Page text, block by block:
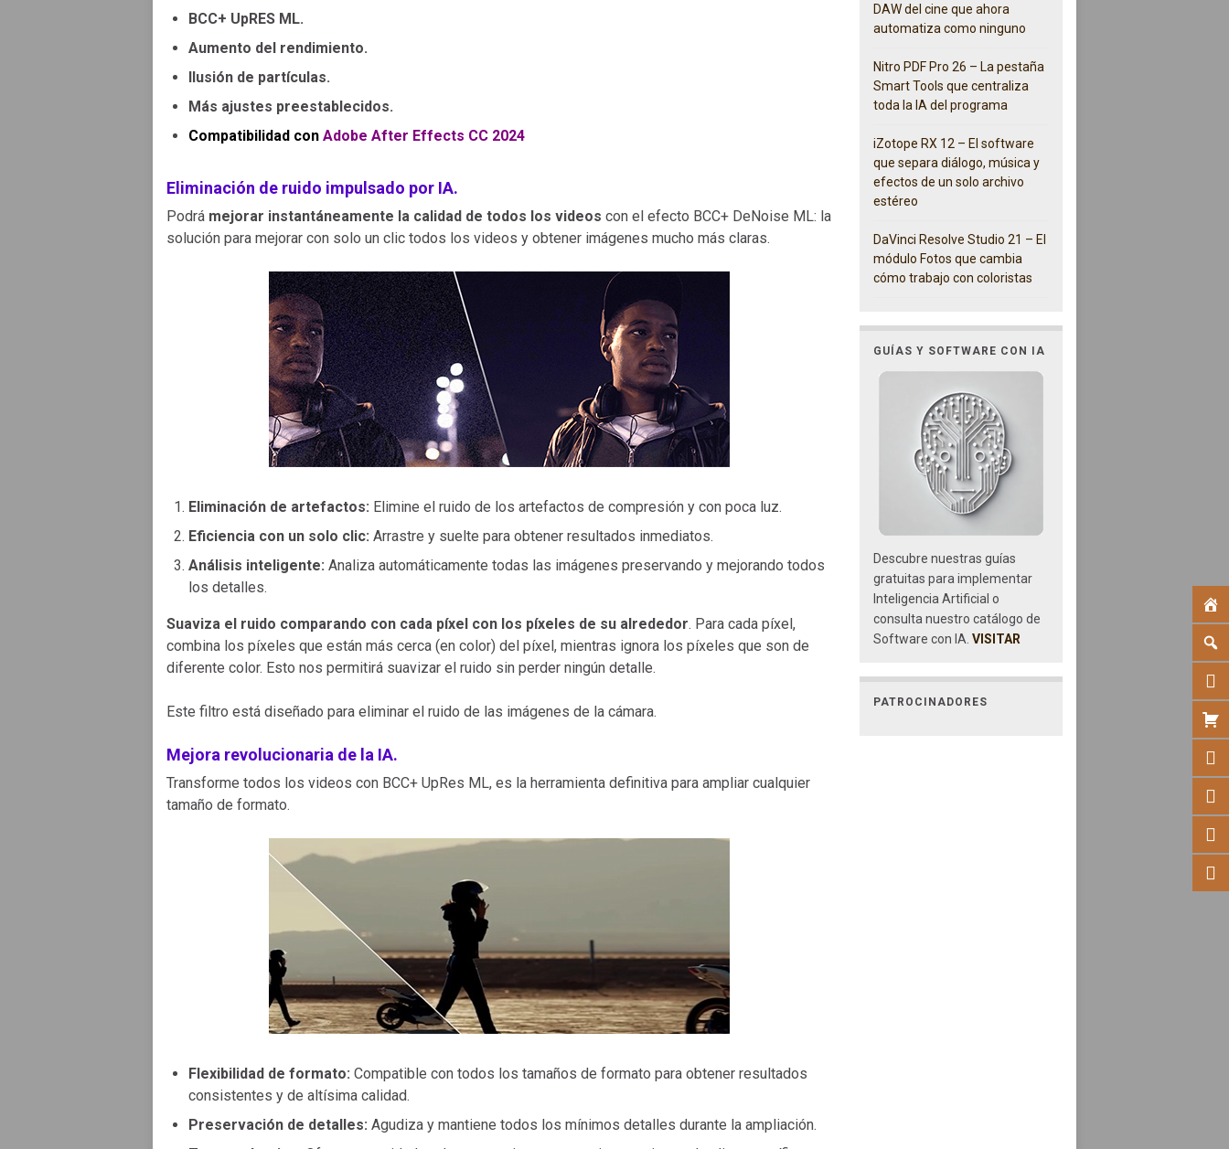
BCC+ UpRES ML.
Aumento del rendimiento.
Ilusión de partículas.
Más ajustes preestablecidos.
Compatibilidad con Adobe After Effects CC 2024
Eliminación de ruido impulsado por IA.
Podrá mejorar instantáneamente la calidad de todos los videos con el efecto BCC+ DeNoise ML: la
solución para mejorar con solo un clic todos los videos y obtener imágenes mucho más claras.
Eliminación de artefactos: Elimine el ruido de los artefactos de compresión y con poca luz.
Eficiencia con un solo clic: Arrastre y suelte para obtener resultados inmediatos.
Análisis inteligente: Analiza automáticamente todas las imágenes preservando y mejorando todos
los detalles.
Suaviza el ruido comparando con cada píxel con los píxeles de su alrededor. Para cada píxel,
combina los píxeles que están más cerca (en color) del píxel, mientras ignora los píxeles que son de
diferente color. Esto nos permitirá suavizar el ruido sin perder ningún detalle.
Este filtro está diseñado para eliminar el ruido de las imágenes de la cámara.
Mejora revolucionaria de la IA.
Transforme todos los videos con BCC+ UpRes ML, es la herramienta definitiva para ampliar cualquier
tamaño de formato.
Flexibilidad de formato: Compatible con todos los tamaños de formato para obtener resultados
consistentes y de altísima calidad.
Preservación de detalles: Agudiza y mantiene todos los mínimos detalles durante la ampliación.
DAW del cine que ahora
automatiza como ninguno
Nitro PDF Pro 26 – La pestaña
Smart Tools que centraliza
toda la IA del programa
iZotope RX 12 – El software
que separa diálogo, música y
efectos de un solo archivo
estéreo
DaVinci Resolve Studio 21 – El
módulo Fotos que cambia
cómo trabajo con coloristas
GUÍAS Y SOFTWARE CON IA
Descubre nuestras guías
gratuitas para implementar
Inteligencia Artificial o
consulta nuestro catálogo de
Software con IA. VISITAR
PATROCINADORES